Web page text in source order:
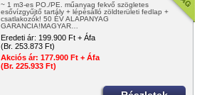
~ 1 m3-es PO./PE. műanyag fekvő szögletes
esővízgyűjtő tartály + lépésálló zöldterületi fedlap +
csatlakozók! 50 ÉV ALAPANYAG
GARANCIA!MAGYAR…
Eredeti ár: 199.900 Ft + Áfa
(Br. 253.873 Ft)
Akciós ár: 177.900 Ft + Áfa
(Br. 225.933 Ft)